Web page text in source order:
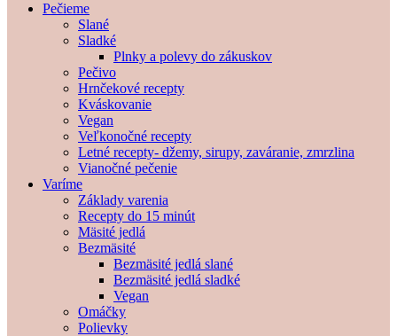
Pečieme
Slané
Sladké
Plnky a polevy do zákuskov
Pečivo
Hrnčekové recepty
Kváskovanie
Vegan
Veľkonočné recepty
Letné recepty- džemy, sirupy, zaváranie, zmrzlina
Vianočné pečenie
Varíme
Základy varenia
Recepty do 15 minút
Mäsité jedlá
Bezmäsité
Bezmäsité jedlá slané
Bezmäsité jedlá sladké
Vegan
Omáčky
Polievky